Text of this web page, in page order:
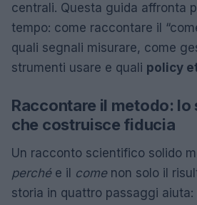
centrali. Questa guida affronta
tempo: come raccontare il
quali segnali misurare, come
strumenti usare e quali policy
Raccontare il metodo:
che costruisce fiducia
Un racconto scientifico solido
perchée il comenon solo il
storia in quattro passaggi aiuta: